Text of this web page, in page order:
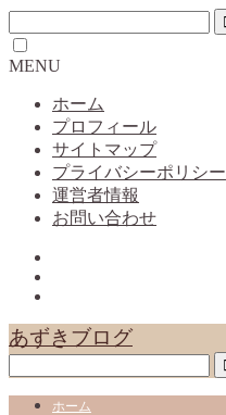
MENU
ホーム
プロフィール
サイトマップ
プライバシーポリシー
運営者情報
お問い合わせ
あずきブログ
ホーム